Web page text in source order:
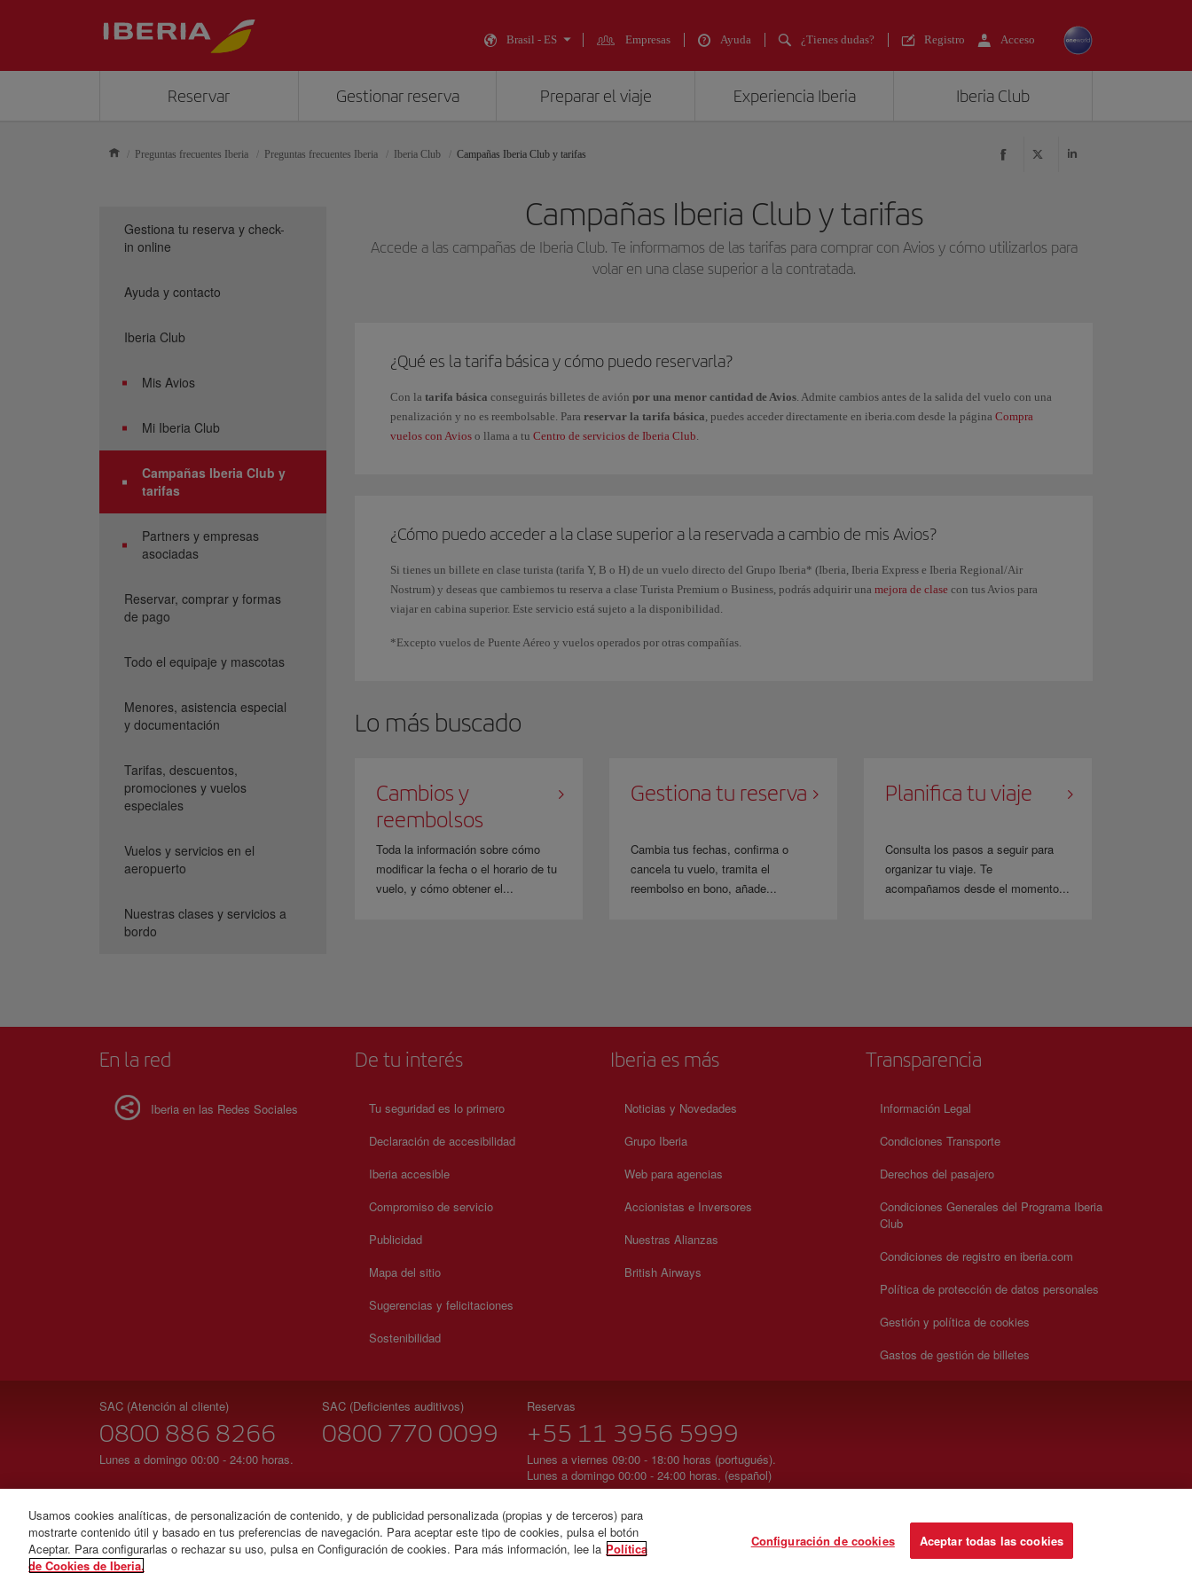
Brasil - ES Empresas Ayuda ¿Tienes dudas? Registro Acceso
Reservar Gestionar reserva Preparar el viaje Experiencia Iberia Iberia Club
Preguntas frecuentes Iberia Preguntas frecuentes Iberia Iberia Club Campañas Iberia Club y tarifas
Campañas Iberia Club y tarifas
Accede a las campañas de Iberia Club. Te informamos de las tarifas para comprar con Avios y cómo utilizarlos para
volar en una clase superior a la contratada.
¿Qué es la tarifa básica y cómo puedo reservarla?
Con la tarifa básica conseguirás billetes de avión por una menor cantidad de Avios. Admite cambios antes de la salida del vuelo con una
penalización y no es reembolsable. Para reservar la tarifa básica, puedes acceder directamente en iberia.com desde la página Compra
vuelos con Avios o llama a tu Centro de servicios de Iberia Club.
¿Cómo puedo acceder a la clase superior a la reservada a cambio de mis Avios?
Si tienes un billete en clase turista (tarifa Y, B o H) de un vuelo directo del Grupo Iberia* (Iberia, Iberia Express e Iberia Regional/Air
Nostrum) y deseas que cambiemos tu reserva a clase Turista Premium o Business, podrás adquirir una mejora de clase con tus Avios para
viajar en cabina superior. Este servicio está sujeto a la disponibilidad.
*Excepto vuelos de Puente Aéreo y vuelos operados por otras compañías.
Lo más buscado
Cambios y
reembolsos
Toda la información sobre cómo
modificar la fecha o el horario de tu
vuelo, y cómo obtener el...
Gestiona tu reserva
Cambia tus fechas, confirma o
cancela tu vuelo, tramita el
reembolso en bono, añade...
Planifica tu viaje
Consulta los pasos a seguir para
organizar tu viaje. Te
acompañamos desde el momento...
Gestiona tu reserva y check-
in online
Ayuda y contacto
Iberia Club
Mis Avios
Mi Iberia Club
Campañas Iberia Club y
tarifas
Partners y empresas
asociadas
Reservar, comprar y formas
de pago
Todo el equipaje y mascotas
Menores, asistencia especial
y documentación
Tarifas, descuentos,
promociones y vuelos
especiales
Vuelos y servicios en el
aeropuerto
Nuestras clases y servicios a
bordo
En la red
Iberia en las Redes Sociales
De tu interés
Tu seguridad es lo primero
Declaración de accesibilidad
Iberia accesible
Compromiso de servicio
Publicidad
Mapa del sitio
Sugerencias y felicitaciones
Sostenibilidad
Iberia es más
Noticias y Novedades
Grupo Iberia
Web para agencias
Accionistas e Inversores
Nuestras Alianzas
British Airways
Transparencia
Información Legal
Condiciones Transporte
Derechos del pasajero
Condiciones Generales del Programa Iberia
Club
Condiciones de registro en iberia.com
Política de protección de datos personales
Gestión y política de cookies
Gastos de gestión de billetes
SAC (Atención al cliente)
0800 886 8266
Lunes a domingo 00:00 - 24:00 horas.
SAC (Deficientes auditivos)
0800 770 0099
Reservas
+55 11 3956 5999
Lunes a viernes 09:00 - 18:00 horas (portugués).
Lunes a domingo 00:00 - 24:00 horas. (español)
© Iberia 2026
Usamos cookies analíticas, de personalización de contenido, y de publicidad personalizada (propias y de terceros) para
mostrarte contenido útil y basado en tus preferencias de navegación. Para aceptar este tipo de cookies, pulsa el botón
Aceptar. Para configurarlas o rechazar su uso, pulsa en Configuración de cookies. Para más información, lee la Política
de Cookies de Iberia.
Configuración de cookies Aceptar todas las cookies